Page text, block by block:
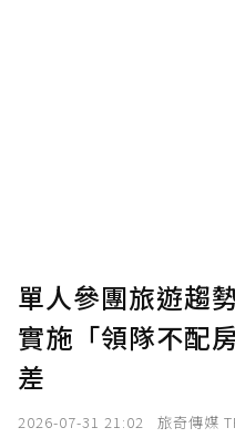
單人參團旅遊趨
實施「領隊不配
差
2026-07-31 21:02 旅奇傳媒